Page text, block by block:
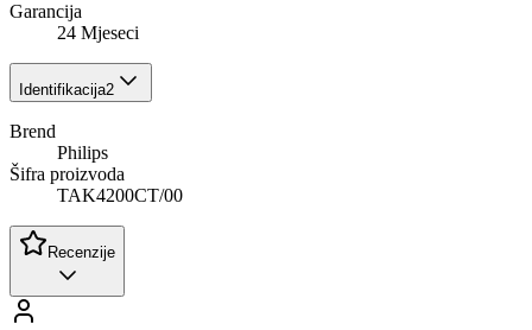
Garancija
24 Mjeseci
Identifikacija2
Brend
Philips
Šifra proizvoda
TAK4200CT/00
Recenzije